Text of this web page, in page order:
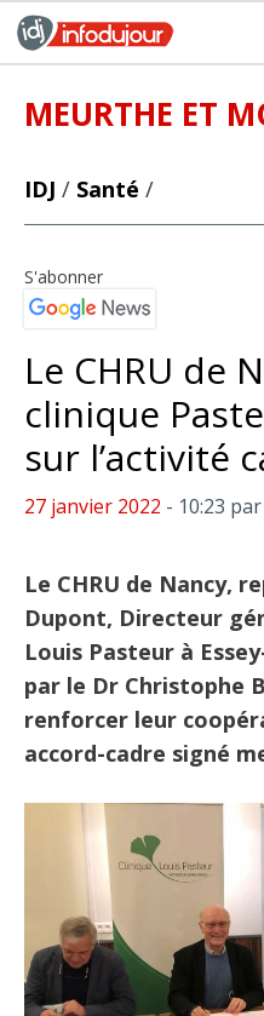
Aller
au
MEURTHE ET
IDJ / Santé /
S'abonner
Le CHRU de
clinique
sur l’activité
27 janvier 2022 - 10:23 par
Le CHRU de Nancy,
Dupont, Directeur
Louis Pasteur à
par le Dr Christophe
renforcer leur
accord-cadre signé